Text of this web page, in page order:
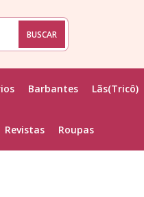
BUSCAR
Barbantes Lãs(Tricô)
Revistas Roupas